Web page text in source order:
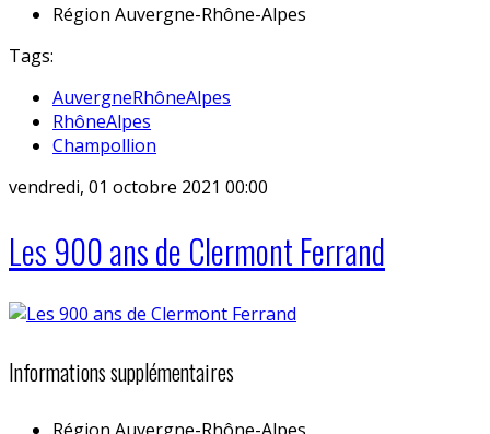
Région Auvergne-Rhône-Alpes
Tags:
AuvergneRhôneAlpes
RhôneAlpes
Champollion
vendredi, 01 octobre 2021 00:00
Les 900 ans de Clermont Ferrand
Informations supplémentaires
Région Auvergne-Rhône-Alpes